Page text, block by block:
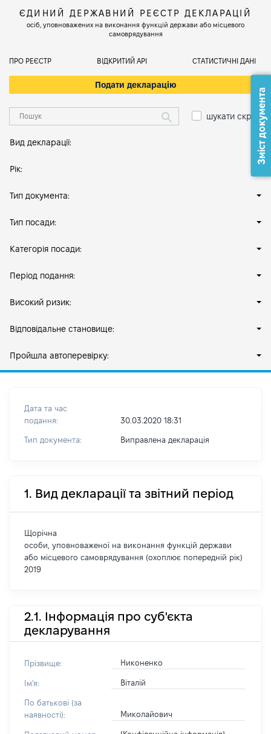
ЄДИНИЙ ДЕРЖАВНИЙ РЕЄСТР ДЕКЛАРАЦІЙ
осіб, уповноважених на виконання функцій держави або місцевого
самоврядування
ПРО РЕЄСТР ВІДКРИТИЙ АРІ СТАТИСТИЧНІ ДАНІ
Подати декларацію
шукати скрізь
Вид декларації:
Рік:
Тип документа:
Тип посади:
Категорія посади:
Період подання:
Високий ризик:
Відповідальне становище:
Пройшла автоперевірку:
Дата та час
подання:
30.03.2020 18:31
Тип документа: Виправлена декларація
1. Вид декларації та звітний період
Щорічна
особи, уповноваженої на виконання функцій держави
або місцевого самоврядування (охоплює попередній рік)
2019
2.1. Інформація про суб'єкта
декларування
Прізвище: Никоненко
Ім'я: Віталій
По батькові (за
наявності):
Миколайович
Зміст документа